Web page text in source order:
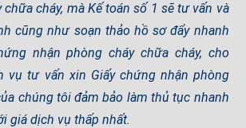
cháy, mà Kế toán số 1 sẽ tư vấn và
cũng như soạn thảo hồ sơ đẩy nhanh
nhận phòng cháy chữa cháy, cho
vụ tư vấn xin Giấy chứng nhận phòng
chúng tôi đảm bảo làm thủ tục nhanh
giá dịch vụ thấp nhất.